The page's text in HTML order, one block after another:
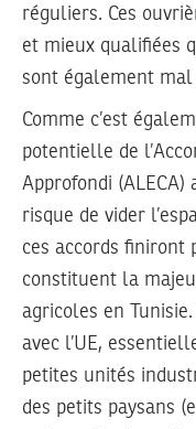
réguliers. Ces
et mieux qualifiées
sont également mal
Comme c’est
potentielle de
Approfondi (ALECA)
risque de vider
ces accords finiront
constituent la
agricoles en
avec l’UE,
petites unités
des petits paysans